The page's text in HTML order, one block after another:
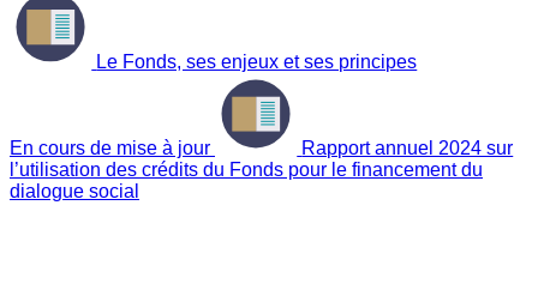
Le Fonds, ses enjeux et ses principes
En cours de mise à jour
Rapport annuel 2024 sur
l’utilisation des crédits du Fonds pour le financement du
dialogue social